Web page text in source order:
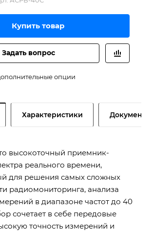
Купить товар
Задать вопрос
опции
Характеристики Документы
высокоточный приемник-
реального времени,
для решения самых сложных
радиомониторинга, анализа
в диапазоне частот до 40
сочетает в себе передовые
точность измерений и